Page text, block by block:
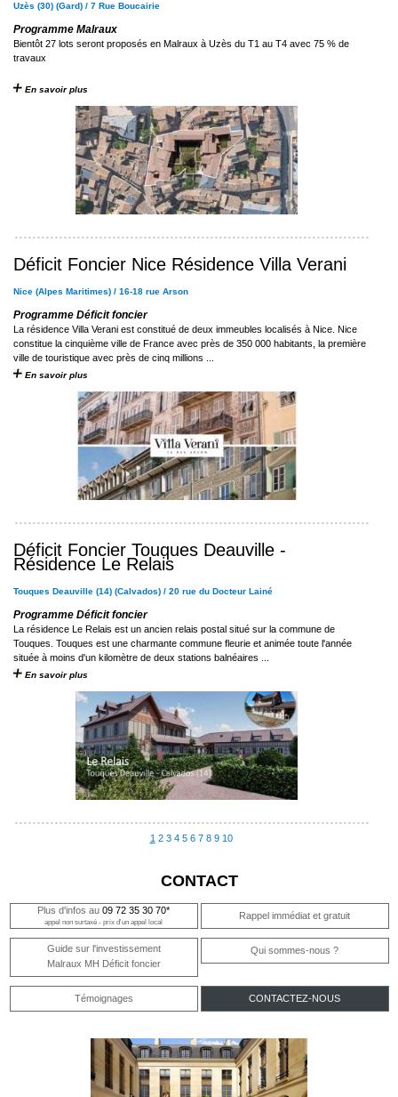
Uzès (30) (Gard) / 7 Rue Boucairie
Programme Malraux
Bientôt 27 lots seront proposés en Malraux à Uzès du T1 au T4 avec 75 % de
travaux
En savoir plus
Déficit Foncier Nice Résidence Villa Verani
Nice (Alpes Maritimes) / 16-18 rue Arson
Programme Déficit foncier
La résidence Villa Verani est constitué de deux immeubles localisés à Nice. Nice
constitue la cinquième ville de France avec près de 350 000 habitants, la première
ville de touristique avec près de cinq millions ...
En savoir plus
Déficit Foncier Touques Deauville -
Résidence Le Relais
Touques Deauville (14) (Calvados) / 20 rue du Docteur Lainé
Programme Déficit foncier
La résidence Le Relais est un ancien relais postal situé sur la commune de
Touques. Touques est une charmante commune fleurie et animée toute l'année
située à moins d'un kilomètre de deux stations balnéaires ...
En savoir plus
1 2 3 4 5 6 7 8 9 10
CONTACT
Plus d'infos au 09 72 35 30 70*
appel non surtaxé - prix d'un appel local
Rappel immédiat et gratuit
Guide sur l'investissement
Malraux MH Déficit foncier
Qui sommes-nous ?
Témoignages CONTACTEZ-NOUS